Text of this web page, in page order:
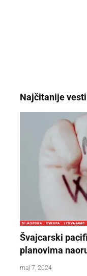
Najčitanije vesti
DIJASPORA EVROPA IZDVAJAMO
Švajcarski
planovima
maj 7, 2024